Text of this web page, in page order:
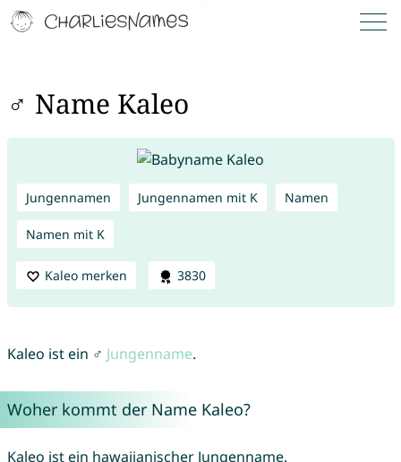
♂ Name Kaleo
Jungennamen Jungennamen mit K Namen
Namen mit K
Kaleo merken 3830
Kaleo ist ein ♂ Jungenname.
Woher kommt der Name Kaleo?
Kaleo ist ein hawaiianischer Jungenname.